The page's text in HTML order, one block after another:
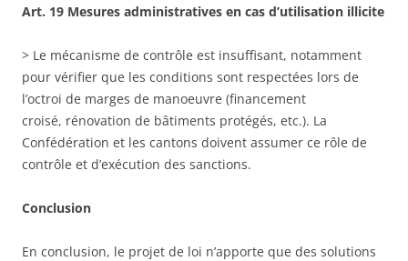
Art. 19 Mesures administratives en cas d’utilisation illicite
> Le mécanisme de contrôle est insuffisant, notamment
pour vérifier que les conditions sont respectées lors de
l’octroi de marges de manoeuvre (financement
croisé, rénovation de bâtiments protégés, etc.). La
Confédération et les cantons doivent assumer ce rôle de
contrôle et d’exécution des sanctions.
Conclusion
En conclusion, le projet de loi n’apporte que des solutions